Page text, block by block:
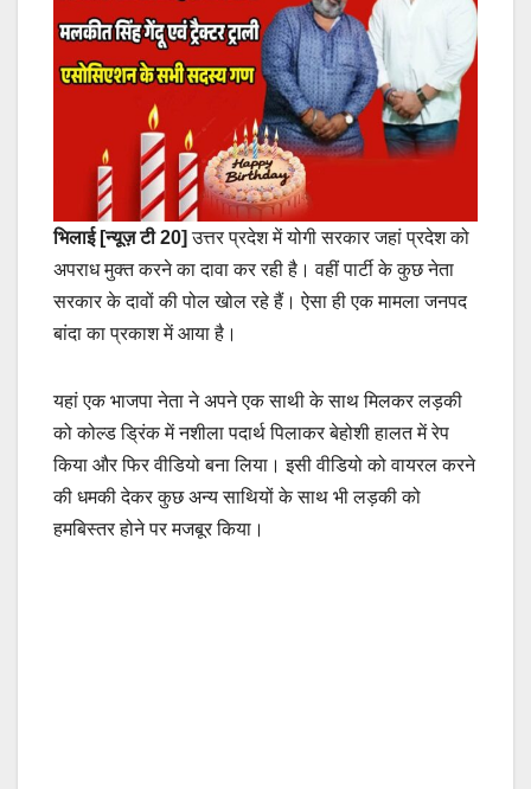
भिलाई [न्यूज़ टी 20]उत्तर प्रदेश में योगी सरकार जहां प्रदेश को
अपराध मुक्त करने का दावा कर रही है। वहीं पार्टी के कुछ नेता
सरकार के दावों की पोल खोल रहे हैं। ऐसा ही एक मामला जनपद
बांदा का प्रकाश में आया है।
यहां एक भाजपा नेता ने अपने एक साथी के साथ मिलकर लड़की
को कोल्ड ड्रिंक में नशीला पदार्थ पिलाकर बेहोशी हालत में रेप
किया और फिर वीडियो बना लिया। इसी वीडियो को वायरल करने
की धमकी देकर कुछ अन्य साथियों के साथ भी लड़की को
हमबिस्तर होने पर मजबूर किया।